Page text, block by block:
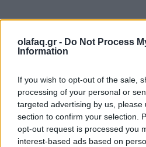
olafaq.gr - Do Not Process
Information
If you wish to opt-out of the sale,
processing of your personal or
targeted advertising by us, please
section to confirm your selection.
opt-out request is processed you
interest-based ads based on
• Αργολίδα, Κορινθία,
• Ρόδος, Σποράδες,
Λήμνος,